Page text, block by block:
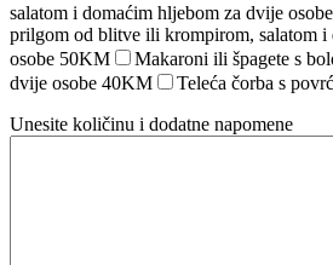
salatom i domaćim hljebom za dvije
prilgom od blitve ili krompirom, salatom i
osobe 50KM
Makaroni ili špagete s
dvije osobe 40KM
Teleća čorba s
Unesite količinu i dodatne napomene